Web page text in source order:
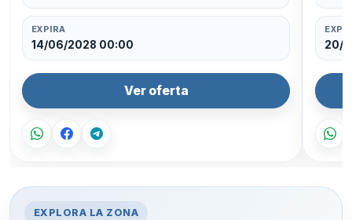
EXPIRA
14/06/2028 00:00
Ver oferta
20/
EXPLORA LA ZONA